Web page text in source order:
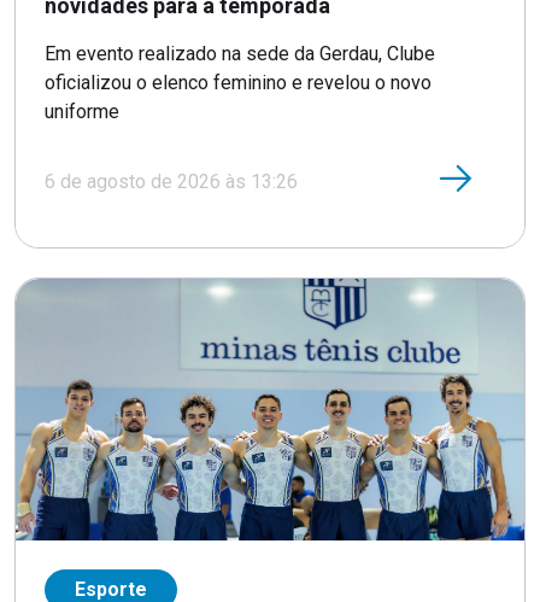
novidades para a temporada
Em evento realizado na sede da Gerdau, Clube
oficializou o elenco feminino e revelou o novo
uniforme
6 de agosto de 2026 às 13:26
Esporte